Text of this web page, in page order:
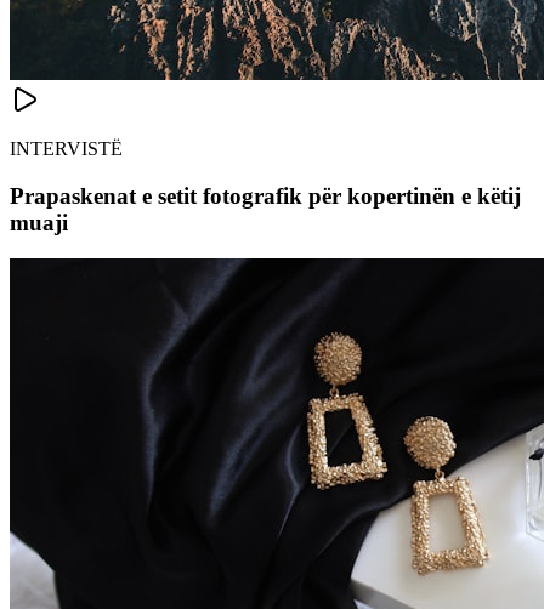
INTERVISTË
Prapaskenat e setit fotografik për kopertinën e këtij
muaji